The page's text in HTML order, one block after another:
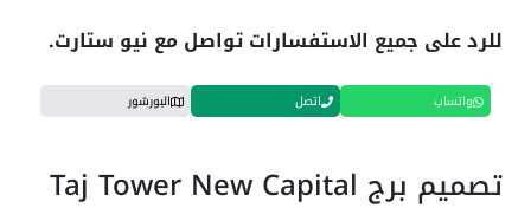
للرد على جميع الاستفسارات تواصل مع نيو ستارت.
واتساب اتصل البورشور
تصميم برج Taj Tower New Capital